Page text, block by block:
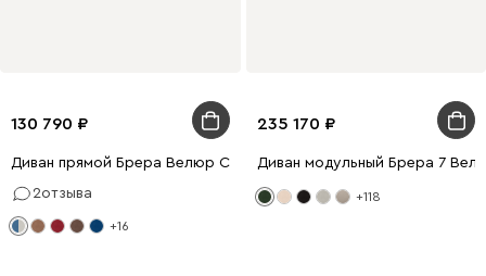
130 790
Диван прямой Брера Велюр Светло-серый/Синий
2отзыва
+16
235 170
Диван модульный Брера 7
+118